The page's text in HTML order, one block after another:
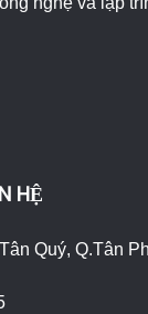
HỆ
Quý, Q.Tân